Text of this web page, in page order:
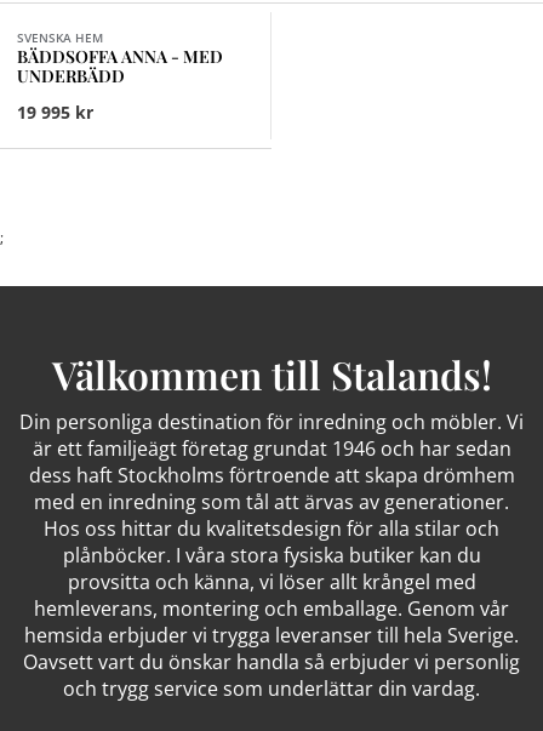
SVENSKA HEM
BÄDDSOFFA ANNA - MED
UNDERBÄDD
19 995 kr
;
Välkommen till Stalands!
Din personliga destination för inredning och möbler. Vi
är ett familjeägt företag grundat 1946 och har sedan
dess haft Stockholms förtroende att skapa drömhem
med en inredning som tål att ärvas av generationer.
Hos oss hittar du kvalitetsdesign för alla stilar och
plånböcker. I våra stora fysiska butiker kan du
provsitta och känna, vi löser allt krångel med
hemleverans, montering och emballage. Genom vår
hemsida erbjuder vi trygga leveranser till hela Sverige.
Oavsett vart du önskar handla så erbjuder vi personlig
och trygg service som underlättar din vardag.